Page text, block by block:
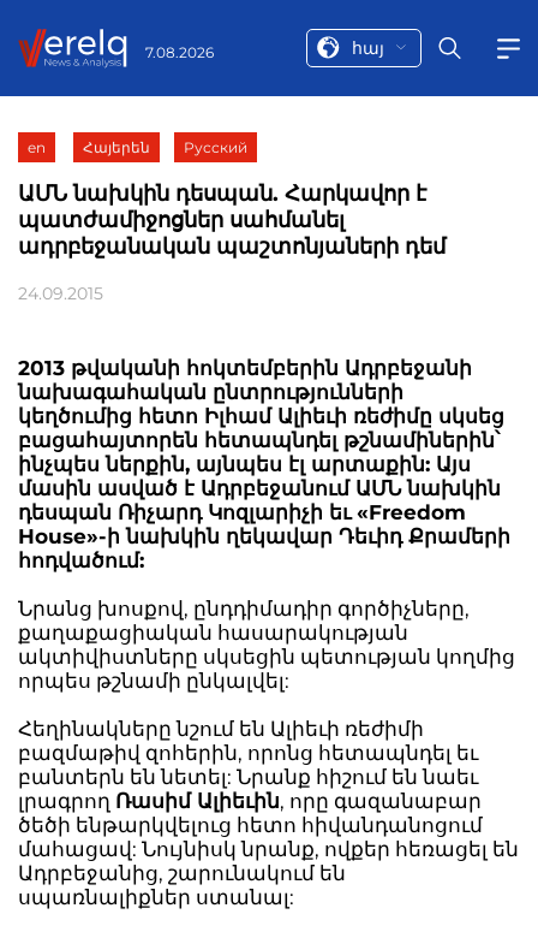
7.08.2026 հայ
en Հայերեն Русский
ԱՄՆ նախկին դեսպան. Հարկավոր է
պատժամիջոցներ սահմանել
ադրբեջանական պաշտոնյաների դեմ
24.09.2015
2013 թվականի հոկտեմբերին Ադրբեջանի
նախագահական ընտրությունների
կեղծումից հետո Իլհամ Ալիեւի ռեժիմը սկսեց
բացահայտորեն հետապնդել թշնամիներին՝
ինչպես ներքին, այնպես էլ արտաքին: Այս
մասին ասված է Ադրբեջանում ԱՄՆ նախկին
դեսպան Ռիչարդ Կոզլարիչի եւ «Freedom
House»-ի նախկին ղեկավար Դեւիդ Քրամերի
հոդվածում:
Նրանց խոսքով, ընդդիմադիր գործիչները,
քաղաքացիական հասարակության
ակտիվիստները սկսեցին պետության կողմից
որպես թշնամի ընկալվել:
Հեղինակները նշում են Ալիեւի ռեժիմի
բազմաթիվ զոհերին, որոնց հետապնդել եւ
բանտերն են նետել: Նրանք հիշում են նաեւ
լրագրող Ռասիմ Ալիեւին, որը գազանաբար
ծեծի ենթարկվելուց հետո հիվանդանոցում
մահացավ: Նույնիսկ նրանք, ովքեր հեռացել են
Ադրբեջանից, շարունակում են
սպառնալիքներ ստանալ: